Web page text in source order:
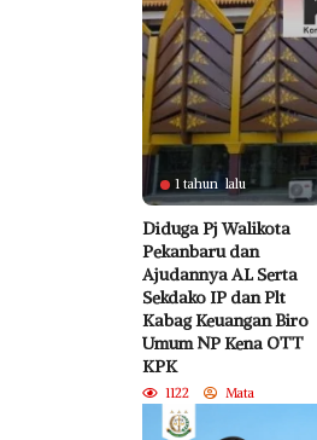
1 tahun lalu
Diduga Pj Walikota
Pekanbaru dan
Ajudannya AL Serta
Sekdako IP dan Plt
Kabag Keuangan Biro
Umum NP Kena OTT
KPK
1122 Mata